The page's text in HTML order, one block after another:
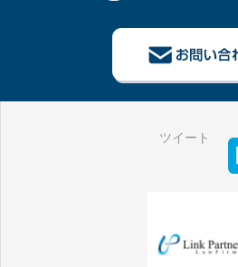
報酬案内
ツイート